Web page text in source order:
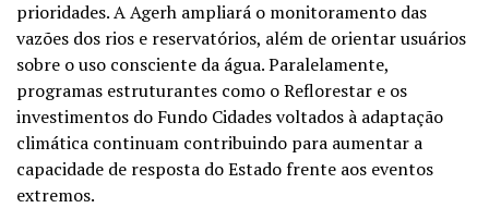
prioridades. A Agerh ampliará o monitoramento das
vazões dos rios e reservatórios, além de orientar usuários
sobre o uso consciente da água. Paralelamente,
programas estruturantes como o Reflorestar e os
investimentos do Fundo Cidades voltados à adaptação
climática continuam contribuindo para aumentar a
capacidade de resposta do Estado frente aos eventos
extremos.